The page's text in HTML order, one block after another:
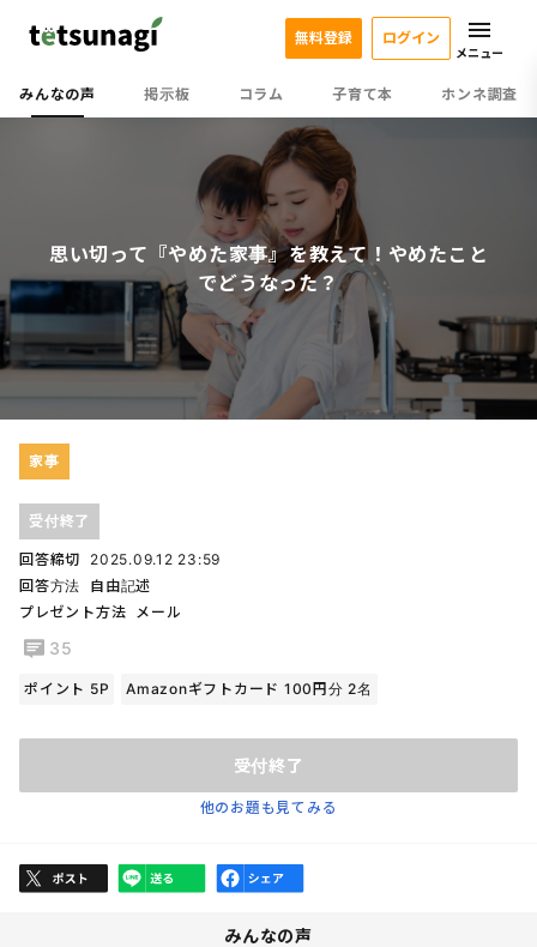
みんなの声 掲示板 コラム 子育て本 ホンネ調査
無料登録 ログイン
メニュー
思い切って『やめた家事』を教えて！やめたこと
でどうなった？
家事
受付終了
回答締切
2025.09.12 23:59
回答方法
自由記述
プレゼント方法
メール
35
ポイント 5P Amazonギフトカード 100円分 2名
受付終了
他のお題も見てみる
みんなの声